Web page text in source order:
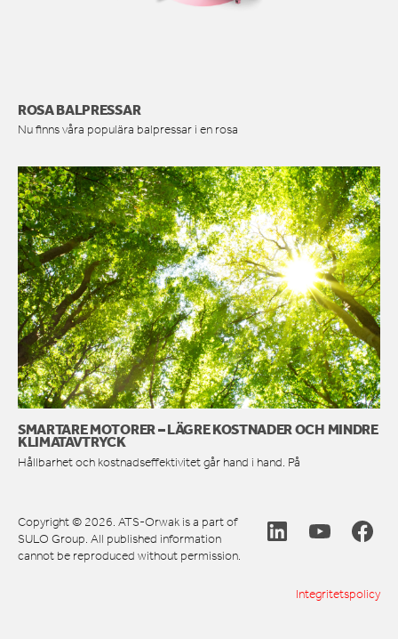
ROSA BALPRESSAR
Nu finns våra populära balpressar i en rosa
SMARTARE MOTORER – LÄGRE KOSTNADER OCH MINDRE
KLIMATAVTRYCK
Hållbarhet och kostnadseffektivitet går hand i hand. På
Copyright © 2026. ATS-Orwak is a part of
SULO Group. All published information
cannot be reproduced without permission.
Integritetspolicy